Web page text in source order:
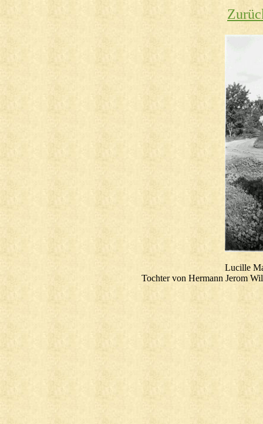
Lucille
Tochter von Hermann Jerom